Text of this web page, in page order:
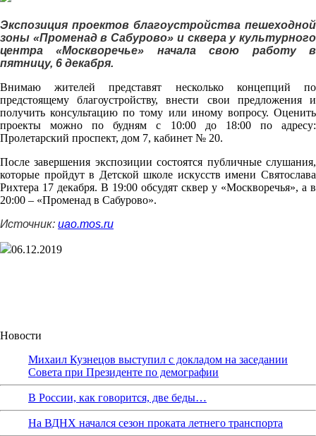
Экспозиция проектов благоустройства пешеходной
зоны «Променад в Сабурово» и сквера у культурного
центра «Москворечье» начала свою работу в
пятницу, 6 декабря.
Внимаю жителей представят несколько концепций по
предстоящему благоустройству, внести свои предложения и
получить консультацию по тому или иному вопросу. Оценить
проекты можно по будням с 10:00 до 18:00 по адресу:
Пролетарский проспект, дом 7, кабинет № 20.
После завершения экспозиции состоятся публичные слушания,
которые пройдут в Детской школе искусств имени Святослава
Рихтера 17 декабря. В 19:00 обсудят сквер у «Москворечья», а в
20:00 – «Променад в Сабурово».
Источник: uao.mos.ru
06.12.2019
Новости
Михаил Кузнецов выступил с докладом на заседании
Совета при Президенте по демографии
В России, как говорится, две беды…
На ВДНХ начался сезон проката летнего транспорта